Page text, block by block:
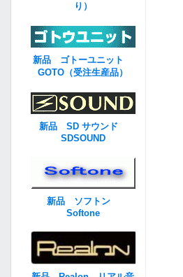
り）
新品 ゴトーユニット
GOTO（受注生産品）
新品 SD サウンド
SDSOUND
新品 ソフトン
Softone